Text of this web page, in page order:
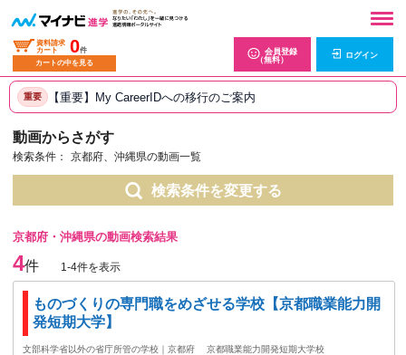
資料請求
カート
0件
カートの中を見る
会員登録
（無料）
ログイン
重要 【重要】My CareerIDへの移行のご案内
動画からさがす
検索条件： 京都府、沖縄県の動画一覧
検索条件を変更する
京都府・沖縄県の動画検索結果
4件 1-4件を表示
ものづくりの専門職をめざせる学校【京都職業能力開
発短期大学】
文部科学省以外の省庁所管の学校｜京都府 京都職業能力開発短期大学校